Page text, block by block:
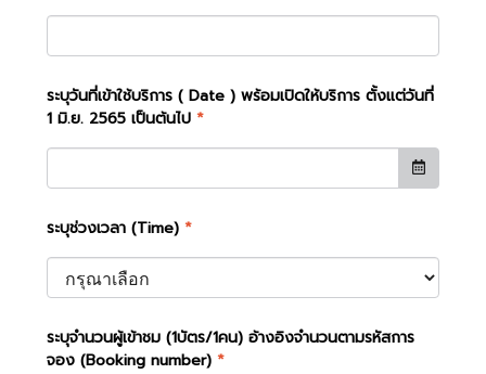
ระบุวันที่เข้าใช้บริการ ( Date ) พร้อมเปิดให้บริการ ตั้งแต่วันที่
1 มิ.ย. 2565 เป็นต้นไป *
ระบุช่วงเวลา (Time) *
ระบุจำนวนผู้เข้าชม (1บัตร/1คน) อ้างอิงจำนวนตามรหัสการ
จอง (Booking number) *